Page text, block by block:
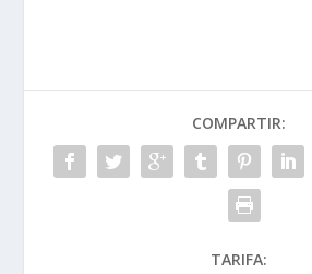
COMPARTIR:
TARIFA: